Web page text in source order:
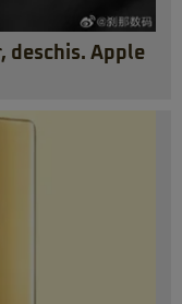
deschis. Apple